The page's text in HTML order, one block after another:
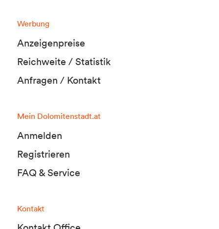
Werbung
Anzeigenpreise
Reichweite / Statistik
Anfragen / Kontakt
Mein Dolomitenstadt.at
Anmelden
Registrieren
FAQ & Service
Kontakt